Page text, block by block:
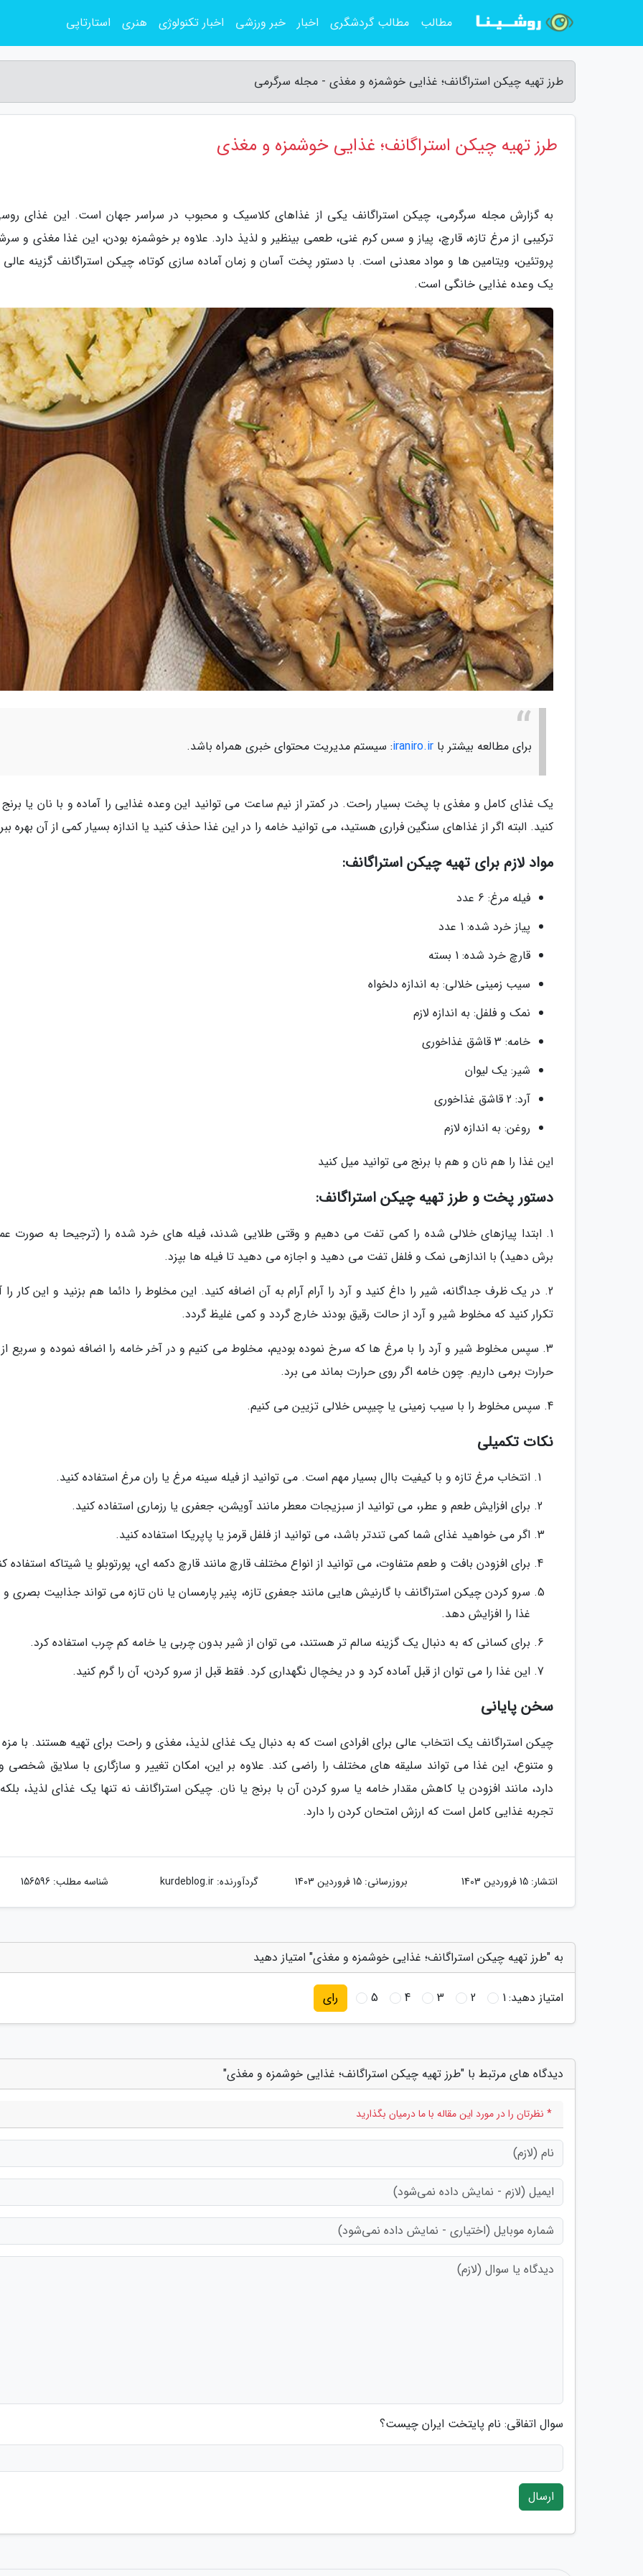
طرز تهیه چیکن استراگانف؛ غذایی خوشمزه و مغذی - مجله سرگرمی
طرز تهیه چیکن استراگانف؛ غذایی خوشمزه و مغذی
به گزارش مجله سرگرمی، چیکن استراگانف یکی از غذاهای کلاسیک و محبوب در سراسر جهان است. این غذای
ترکیبی از مرغ تازه، قارچ، پیاز و سس کرم غنی، طعمی بینظیر و لذیذ دارد. علاوه بر خوشمزه بودن، این غذا مغذی و
پروتئین، ویتامین ها و مواد معدنی است. با دستور پخت آسان و زمان آماده سازی کوتاه، چیکن استراگانف گزینه عالی
یک وعده غذایی خانگی است.
برای مطالعه بیشتر با iraniro.ir: سیستم مدیریت محتوای خبری همراه باشد.
یک غذای کامل و مغذی با پخت بسیار راحت. در کمتر از نیم ساعت می توانید این وعده غذایی را آماده و با نان یا
کنید. البته اگر از غذاهای سنگین فراری هستید، می توانید خامه را در این غذا حذف کنید یا اندازه بسیار کمی از آن بهره
مواد لازم برای تهیه چیکن استراگانف:
فیله مرغ: 6 عدد
پیاز خرد شده: 1 عدد
قارچ خرد شده: 1 بسته
سیب زمینی خلالی: به اندازه دلخواه
نمک و فلفل: به اندازه لازم
خامه: 3 قاشق غذاخوری
شیر: یک لیوان
آرد: 2 قاشق غذاخوری
روغن: به اندازه لازم
این غذا را هم نان و هم با برنج می توانید میل کنید
دستور پخت و طرز تهیه چیکن استراگانف:
1. ابتدا پیازهای خلالی شده را کمی تفت می دهیم و وقتی طلایی شدند، فیله های خرد شده را (ترجیحا به صورت
برش دهید) با اندازهی نمک و فلفل تفت می دهید و اجازه می دهید تا فیله ها بپزد.
2. در یک ظرف جداگانه، شیر را داغ کنید و آرد را آرام آرام به آن اضافه کنید. این مخلوط را دائما هم بزنید و این کار را
تکرار کنید که مخلوط شیر و آرد از حالت رقیق بودند خارج گردد و کمی غلیظ گردد.
3. سپس مخلوط شیر و آرد را با مرغ ها که سرخ نموده بودیم، مخلوط می کنیم و در آخر خامه را اضافه نموده و سریع
حرارت برمی داریم. چون خامه اگر روی حرارت بماند می برد.
4. سپس مخلوط را با سیب زمینی یا چیپس خلالی تزیین می کنیم.
نکات تکمیلی
انتخاب مرغ تازه و با کیفیت باال بسیار مهم است. می توانید از فیله سینه مرغ یا ران مرغ استفاده کنید.
برای افزایش طعم و عطر، می توانید از سبزیجات معطر مانند آویشن، جعفری یا رزماری استفاده کنید.
اگر می خواهید غذای شما کمی تندتر باشد، می توانید از فلفل قرمز یا پاپریکا استفاده کنید.
برای افزودن بافت و طعم متفاوت، می توانید از انواع مختلف قارچ مانند قارچ دکمه ای، پورتوبلو یا شیتاکه استفاده
سرو کردن چیکن استراگانف با گارنیش هایی مانند جعفری تازه، پنیر پارمسان یا نان تازه می تواند جذابیت بصری
غذا را افزایش دهد.
برای کسانی که به دنبال یک گزینه سالم تر هستند، می توان از شیر بدون چربی یا خامه کم چرب استفاده کرد.
این غذا را می توان از قبل آماده کرد و در یخچال نگهداری کرد. فقط قبل از سرو کردن، آن را گرم کنید.
سخن پایانی
چیکن استراگانف یک انتخاب عالی برای افرادی است که به دنبال یک غذای لذیذ، مغذی و راحت برای تهیه هستند. با
و متنوع، این غذا می تواند سلیقه های مختلف را راضی کند. علاوه بر این، امکان تغییر و سازگاری با سلایق شخصی
دارد، مانند افزودن یا کاهش مقدار خامه یا سرو کردن آن با برنج یا نان. چیکن استراگانف نه تنها یک غذای لذیذ،
تجربه غذایی کامل است که ارزش امتحان کردن را دارد.
انتشار: 15 فروردین 1403 بروزرسانی: 15 فروردین 1403 گردآورنده:kurdeblog.ir شناسه مطلب: 156596
به "طرز تهیه چیکن استراگانف؛ غذایی خوشمزه و مغذی" امتیاز دهید
امتیاز دهید:1
2
3
4
5 رای
دیدگاه های مرتبط با "طرز تهیه چیکن استراگانف؛ غذایی خوشمزه و مغذی"
* نظرتان را در مورد این مقاله با ما درمیان بگذارید
سوال اتفاقی: نام پایتخت ایران چیست؟
ارسال
مطالب مطالب گردشگری اخبار خبر ورزشی اخبار تکنولوژی هنری استارتاپی